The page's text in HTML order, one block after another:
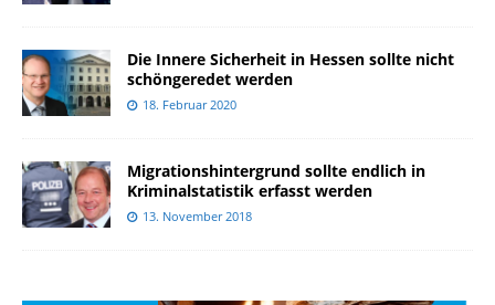
Die Innere Sicherheit in Hessen sollte nicht
schöngeredet werden
18. Februar 2020
Migrationshintergrund sollte endlich in
Kriminalstatistik erfasst werden
13. November 2018